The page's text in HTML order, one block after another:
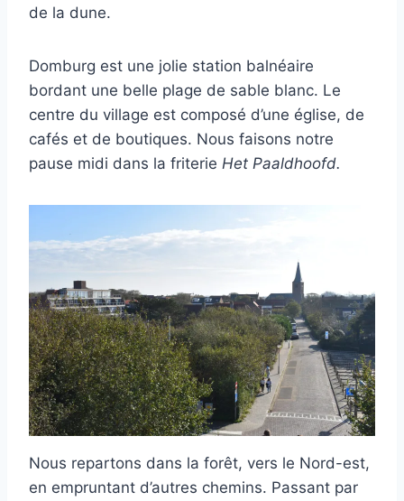
de la dune.
Domburg est une jolie station balnéaire
bordant une belle plage de sable blanc. Le
centre du village est composé d’une église, de
cafés et de boutiques. Nous faisons notre
pause midi dans la friterie Het Paaldhoofd.
Nous repartons dans la forêt, vers le Nord-est,
en empruntant d’autres chemins. Passant par